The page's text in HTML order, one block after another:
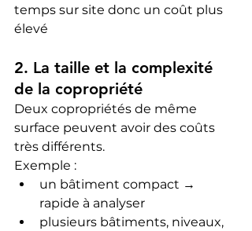
temps sur site donc un coût plus
élevé
2. La taille et la complexité
de la copropriété
Deux copropriétés de même
surface peuvent avoir des coûts
très différents.
Exemple :
un bâtiment compact →
rapide à analyser
plusieurs bâtiments, niveaux,